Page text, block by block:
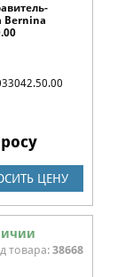
Bernina
ЦЕНУ
товара:38668